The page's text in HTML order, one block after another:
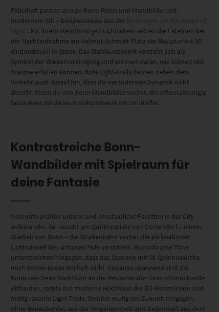
Fabelhaft passen also zu Bonn Fotos und Wandbilder mit
modernem Stil – beispielsweise aus der Bilderserie „At the Speed of
Light“ . Mit ihrem sternförmigen Lichtschein setzen die Laternen bei
der Nachtaufnahme am Helmut-Schmidt-Platz die Skulptur Arc’89
eindrucksvoll in Szene. Das Stahlkunstwerk versteht sich als
Symbol der Wiedervereinigung und erinnert daran, wie schnell sich
Träume erfüllen können. Rote Light-Trails deuten neben dem
Verkehr auch darauf hin, dass die verändernde Dynamik nicht
abreißt. Wenn du von Bonn Wandbilder suchst, die ortsunabhängig
faszinieren, ist dieses Fotokunstwerk ein Volltreffer.
Kontrastreiche Bonn-
Wandbilder mit Spielraum für
deine Fantasie
Vielerorts prallen urbane und beschauliche Facetten in der City
aufeinander. So rauscht am Quirinusplatz von Dottendorf – einem
Stadteil von Bonn – die Straßenbahn vorbei, die als knallroter
Lichtschweif den urbanen Puls vermittelt. Monochrome Töne
unterstreichen hingegen, dass das Szenario mit St. Quirinuskirche
noch immer etwas dörflich wirkt. Genauso spannend sind die
Kontraste beim Nachtfoto an der Reuterstraße: links schmuckvolle
Altbauten, rechts das moderne Hochhaus der EU-Kommission und
mittig rasante Light-Trails. Steuere mutig der Zukunft entgegen,
ohne Bedeutendes aus der Vergangenheit und Gegenwart aus dem